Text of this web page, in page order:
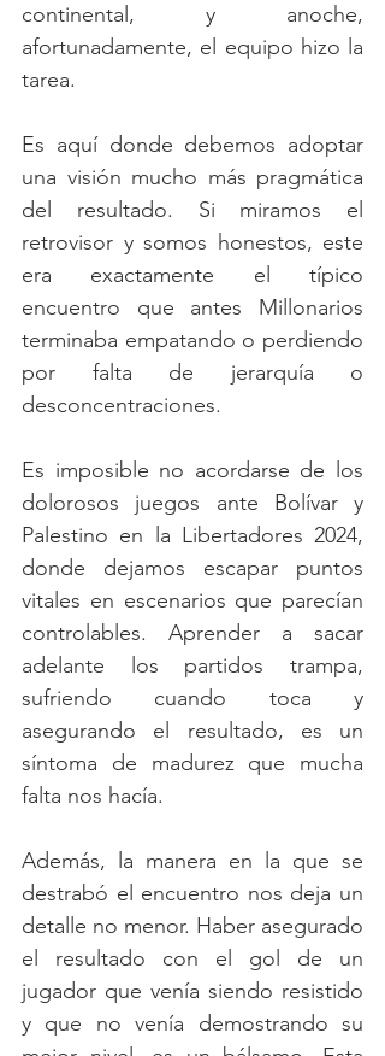
continental, y anoche,
afortunadamente, el equipo hizo la
tarea.
Es aquí donde debemos adoptar
una visión mucho más pragmática
del resultado. Si miramos el
retrovisor y somos honestos, este
era exactamente el típico
encuentro que antes Millonarios
terminaba empatando o perdiendo
por falta de jerarquía o
desconcentraciones.
Es imposible no acordarse de los
dolorosos juegos ante Bolívar y
Palestino en la Libertadores 2024,
donde dejamos escapar puntos
vitales en escenarios que parecían
controlables. Aprender a sacar
adelante los partidos trampa,
sufriendo cuando toca y
asegurando el resultado, es un
síntoma de madurez que mucha
falta nos hacía.
Además, la manera en la que se
destrabó el encuentro nos deja un
detalle no menor. Haber asegurado
el resultado con el gol de un
jugador que venía siendo resistido
y que no venía demostrando su